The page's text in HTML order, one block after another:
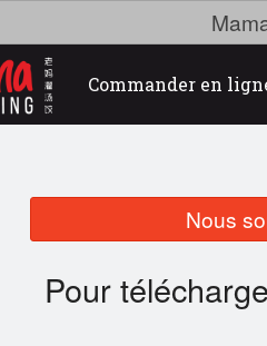
Commander en
Nous
Pour